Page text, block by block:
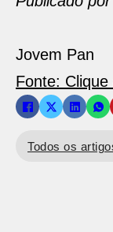
Jovem Pan
Fonte: Clique
Todos os